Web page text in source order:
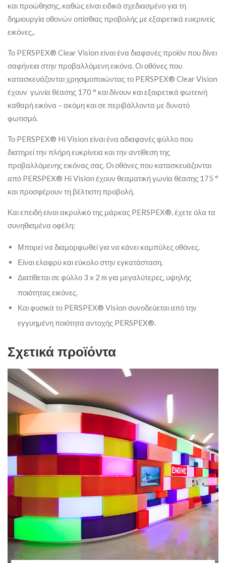
και προώθησης, καθώς είναι ειδικά σχεδιασμένο για τη
δημιουργία οθονών οπίσθιας προβολής με εξαιρετικά ευκρινείς
εικόνες,.
Το PERSPEX® Clear Vision είναι ένα διαφανές προϊόν που δίνει
σαφήνεια στην προβαλλόμενη εικόνα. Οι οθόνες που
κατασκευάζονται χρησιμοποιώντας το PERSPEX® Clear Vision
έχουν γωνία θέασης 170 ° και δίνουν και εξαιρετικά φωτεινή
καθαρή εικόνα – ακόμη και σε περιβάλλοντα με δυνατό
φωτισμό.
Το PERSPEX® Hi Vision είναι ένα αδιαφανές φύλλο που
διατηρεί την πλήρη ευκρίνεια και την αντίθεση της
προβαλλόμενης εικόνας σας. Οι οθόνες που κατασκευάζονται
από PERSPEX® Hi Vision έχουν θεαματική γωνία θέασης 175 °
και προσφέρουν τη βέλτιστη προβολή.
Και επειδή είναι ακρυλικό της μάρκας PERSPEX®, έχετε όλα τα
συνηθισμένα οφέλη:
Μπορεί να διαμορφωθεί για να κάνει καμπύλες οθόνες.
Είναι ελαφρύ και εύκολο στην εγκατάσταση.
Διατίθεται σε φύλλο 3 x 2 m για μεγαλύτερες, υψηλής
ποιότητας εικόνες.
Και φυσικά το PERSPEX® Vision συνοδεύεται από την
εγγυημένη ποιότητα αντοχής PERSPEX®.
Σχετικά προϊόντα